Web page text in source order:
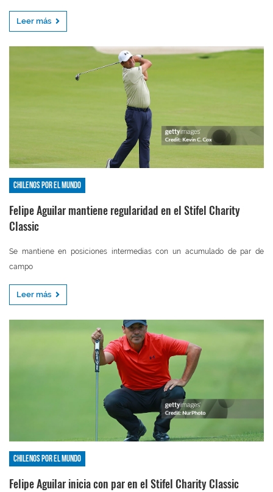
Leer más
Chilenos por el mundo
Felipe Aguilar mantiene regularidad en el Stifel Charity
Classic
Se mantiene en posiciones intermedias con un acumulado de par de
campo
Leer más
Chilenos por el mundo
Felipe Aguilar inicia con par en el Stifel Charity Classic